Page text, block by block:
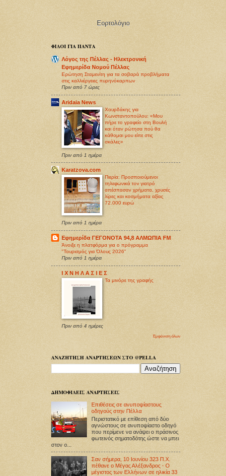
Εορτολόγιο
ΦΙΛΟΙ ΓΙΑ ΠΑΝΤΑ
Λόγος της Πέλλας - Ηλεκτρονική
Εφημερίδα Νομού Πέλλας
Ερώτηση Σταμενίτη για τα σοβαρά προβλήματα
στις καλλιέργειες πυρηνόκαρπων
Πριν από 7 ώρες
Aridaia News
Χουρδάκης για
Κωνσταντοπούλου: «Μου
πήρε το γραφείο στη Βουλή
και όταν ρώτησα πού θα
κάθομαι μου είπε στις
σκάλες»
Πριν από 1 ημέρα
Karatzova.com
Πιερία: Προσποιούμενοι
τηλεφωνικά τον γιατρό
απέσπασαν χρήματα, χρυσές
λίρες και κοσμήματα αξίας
72.000 ευρώ
Πριν από 1 ημέρα
Εφημερίδα ΓΕΓΟΝΟΤΑ 94,8 ΑΛΜΩΠΙΑ FM
Άνοιξε η πλατφόρμα για ο πρόγραμμα
"Τουρισμός για Όλους 2026"
Πριν από 1 ημέρα
Ι Χ Ν Η Λ Α Σ Ι Ε Σ
Τα μινόρε της γραφής
Πριν από 4 ημέρες
Εμφάνιση όλων
ΑΝΑΖΗΤΗΣΗ ΑΝΑΡΤΗΣΕΩΝ ΣΤΟ @PELLA
ΔΗΜΟΦΙΛΕΙΣ ΑΝΑΡΤΗΣΕΙΣ
Επιθέσεις σε ανυποψίαστους
οδηγούς στην Πέλλα
Περιστατικό με επίθεση από δύο
αγνώστους σε ανυποψίαστο οδηγό
που περίμενε να ανάψει ο πράσινος
φωτεινός σηματοδότης ώστε να μπει
στον ο...
Σαν σήμερα, 10 Ιουνίου 323 Π.Χ.
πέθανε ο Μέγας Αλέξανδρος - Ο
μέγιστος των Ελλήνων σε ηλικία 33